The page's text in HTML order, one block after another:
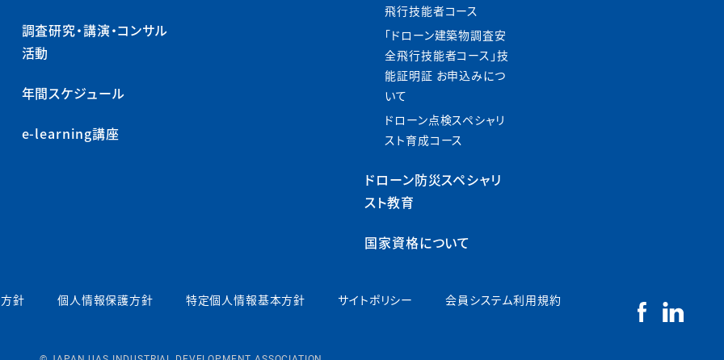
調査研究・講演・コンサル
活動
年間スケジュール
e-learning講座
飛行技能者コース
「ドローン建築物調査安
全飛行技能者コース」技
能証明証 お申込みにつ
いて
ドローン点検スペシャリ
スト育成コース
ドローン防災スペシャリ
スト教育
国家資格について
針 個人情報保護方針 特定個人情報基本方針 サイトポリシー
会員システム利用規約